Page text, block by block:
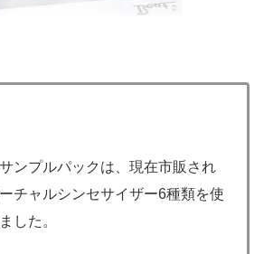
ンプルパックは、現在市販され
チャルシンセサイザー6種類を使
した。